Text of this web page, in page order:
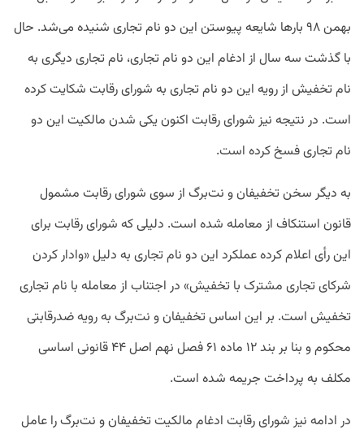
بهمن ۹۸ بارها شایعه پیوستن این دو نام تجاری شنیده می‌شد. حال
با گذشت سه سال از ادغام این دو نام تجاری، نام تجاری دیگری به
نام تخفیش از رویه این دو نام تجاری به شورای رقابت شکایت کرده
است. در نتیجه نیز شورای رقابت اکنون یکی شدن مالکیت این دو
نام تجاری فسخ کرده است.
به دیگر سخن تخفیفان و نت‌برگ از سوی شورای رقابت مشمول
قانون استنکاف از معامله شده است. دلیلی که شورای رقابت برای
این رأی اعلام کرده عملکرد این دو نام تجاری به دلیل «وادار کردن
شرکای تجاری مشترک با تخفیش» در اجتناب از معامله با نام تجاری
تخفیش است. بر این اساس تخفیفان و نت‌برگ به رویه ضدرقابتی
محکوم و بنا بر بند ۱۲ ماده ۶۱ فصل نهم اصل ۴۴ قانونی اساسی
مکلف به پرداخت جریمه شده است.
در ادامه نیز شورای رقابت ادغام مالکیت تخفیفان و نت‌برگ را عامل